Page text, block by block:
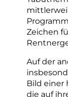
Zeichen
Auf der
Bild einer
die auf